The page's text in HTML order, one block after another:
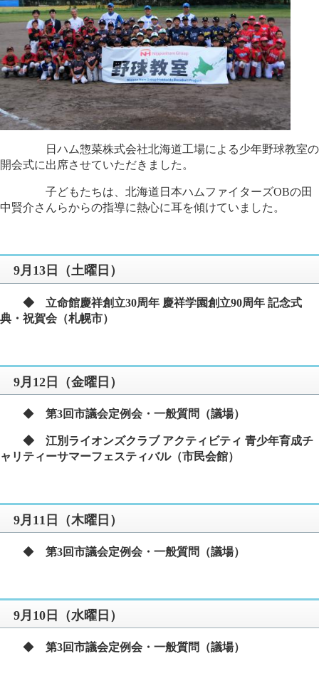
日ハム惣菜株式会社北海道工場による少年野球教室の
開会式に出席させていただきました。
子どもたちは、北海道日本ハムファイターズOBの田
中賢介さんらからの指導に熱心に耳を傾けていました。
9月13日（土曜日）
◆ 立命館慶祥創立30周年 慶祥学園創立90周年 記念式
典・祝賀会（札幌市）​
9月12日（金曜日）
◆ 第3回市議会定例会・一般質問（議場）
◆ 江別ライオンズクラブ アクティビティ 青少年育成チ
ャリティーサマーフェスティバル（市民会館）​
9月11日（木曜日）
◆ 第3回市議会定例会・一般質問（議場）​
9月10日（水曜日）
◆ 第3回市議会定例会・一般質問（議場）